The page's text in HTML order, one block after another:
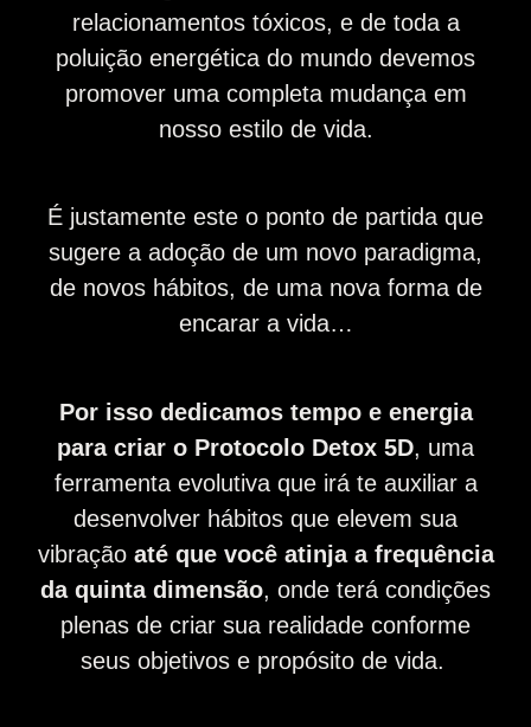
relacionamentos tóxicos, e de toda a
poluição energética do mundo devemos
promover uma completa mudança em
nosso estilo de vida.
É justamente este o ponto de partida que
sugere a adoção de um novo paradigma,
de novos hábitos, de uma nova forma de
encarar a vida…
Por isso dedicamos tempo e energia
para criar o Protocolo Detox 5D, uma
ferramenta evolutiva que irá te auxiliar a
desenvolver hábitos que elevem sua
vibraçãoaté que você atinja a frequência
da quinta dimensão, onde terá condições
plenas de criar sua realidade conforme
seus objetivos e propósito de vida.